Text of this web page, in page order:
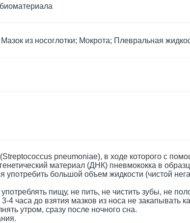
из носоглотки; Мокрота; Плевральная
pneumoniae), в ходе которого с
материал (ДНК) пневмококка в
употребить большой объем жидкости (чистой
пищу, не пить, не чистить зубы, не
4 часа до взятия мазков из носа не закапывать
утром, сразу после ночного сна.